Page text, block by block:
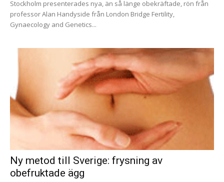
Stockholm presenterades nya, än så länge obekräftade, rön från
professor Alan Handyside från London Bridge Fertility,
Gynaecology and Genetics...
Ny metod till Sverige: frysning av
obefruktade ägg